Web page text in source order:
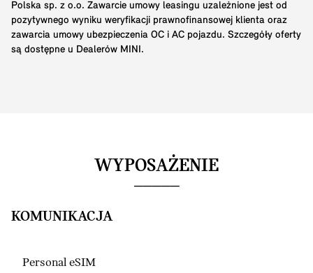
Polska sp. z o.o. Zawarcie umowy leasingu uzależnione jest od
pozytywnego wyniku weryfikacji prawnofinansowej klienta oraz
zawarcia umowy ubezpieczenia OC i AC pojazdu. Szczegóły oferty
są dostępne u Dealerów MINI.
WYPOSAŻENIE
KOMUNIKACJA
Personal eSIM